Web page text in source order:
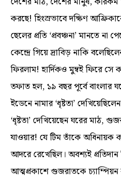
করছে! হিংস্রভাবে দক্ষিণ
ছেলের প্রতি ‘প্রবঞ্চনা’ মানতে না
কেন্দ্রে গিয়ে দ্রাবিড় নাকি
ফিরলাম! হার্দিকও মুম্বই ফিরে সে
তফাত হল, ১৯ বছর পূর্বে বাংলার
ইডেনে নামার ‘ধৃষ্টতা’
‘ধৃষ্টতা’ দেখিয়েছেন ঘরের মাঠ,
যাওয়ার! যে টিম তাঁকে অধিনায়ক
আদরে রেখেছিল। অবশ্যই
আত্মপ্রকাশে গুজরাতকে চ্যাম্পিয়ন